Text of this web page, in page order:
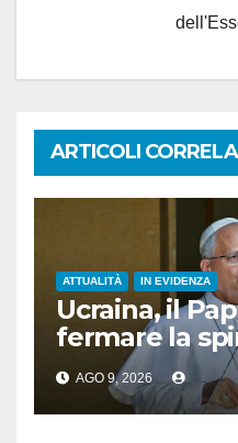
ARTICOLI
ATTUALITÀ IN EVIDENZA
Ucraina, il
fermare la
violenza”
AGO 9, 2026